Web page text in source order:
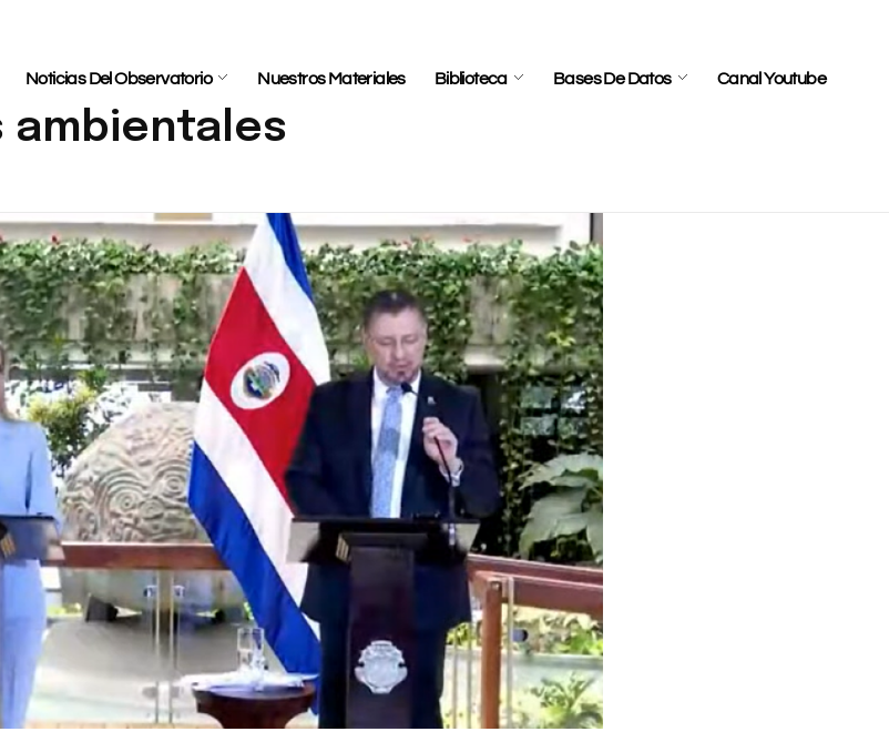
Noticias Del Observatorio Nuestros Materiales Biblioteca Bases De Datos Canal Youtube
ambientales